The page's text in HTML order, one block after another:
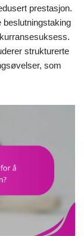
prestasjon.
strukturerte
som